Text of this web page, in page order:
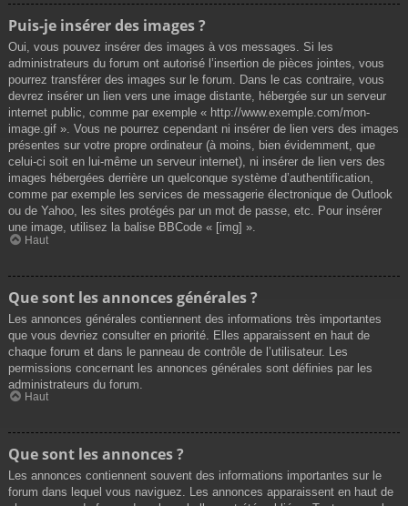
Puis-je insérer des images ?
Oui, vous pouvez insérer des images à vos messages. Si les
administrateurs du forum ont autorisé l’insertion de pièces jointes, vous
pourrez transférer des images sur le forum. Dans le cas contraire, vous
devrez insérer un lien vers une image distante, hébergée sur un serveur
internet public, comme par exemple « http://www.exemple.com/mon-
image.gif ». Vous ne pourrez cependant ni insérer de lien vers des images
présentes sur votre propre ordinateur (à moins, bien évidemment, que
celui-ci soit en lui-même un serveur internet), ni insérer de lien vers des
images hébergées derrière un quelconque système d’authentification,
comme par exemple les services de messagerie électronique de Outlook
ou de Yahoo, les sites protégés par un mot de passe, etc. Pour insérer
une image, utilisez la balise BBCode « [img] ».
Haut
Que sont les annonces générales ?
Les annonces générales contiennent des informations très importantes
que vous devriez consulter en priorité. Elles apparaissent en haut de
chaque forum et dans le panneau de contrôle de l’utilisateur. Les
permissions concernant les annonces générales sont définies par les
administrateurs du forum.
Haut
Que sont les annonces ?
Les annonces contiennent souvent des informations importantes sur le
forum dans lequel vous naviguez. Les annonces apparaissent en haut de